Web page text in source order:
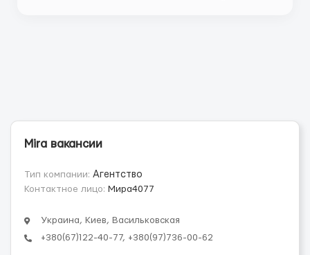
Mira вакансии
Тип компании: Агентство
Контактное лицо: Мира4077
Украина, Киев, Васильковская
+380(67)122-40-77, +380(97)736-00-62